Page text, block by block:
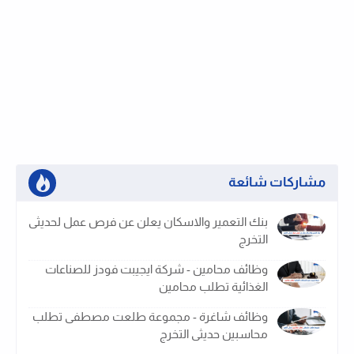
مشاركات شائعة
بنك التعمير والاسكان يعلن عن فرص عمل لحديثى
التخرج
وظائف محامين - شركة ايجيبت فودز للصناعات
الغذائية تطلب محامين
وظائف شاغرة - مجموعة طلعت مصطفى تطلب
محاسبين حديثى التخرج